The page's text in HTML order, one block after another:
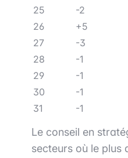
25
-2
26
+5
27
-3
28
-1
29
-1
30
-1
31
-1
Le conseil en
secteurs où le plus